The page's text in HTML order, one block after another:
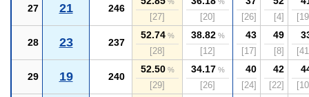
27 21 246
[27] [20] [26] [4]
28 23 237
52.74%
[28]
38.82%
[12]
43
[17]
49
[8]
29 19 240
52.50%
[29]
34.17%
[26]
40
[24]
42
[22]